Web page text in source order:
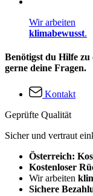
Wir arbeiten
klimabewusst.
Benötigst du Hilfe
gerne deine Fragen.
Kontakt
Geprüfte Qualität
Sicher und vertraut
Österreich:
Kostenloser
Wir arbeiten
Sichere